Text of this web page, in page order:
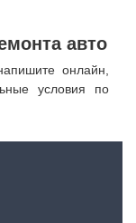
авто
онлайн,
условия по